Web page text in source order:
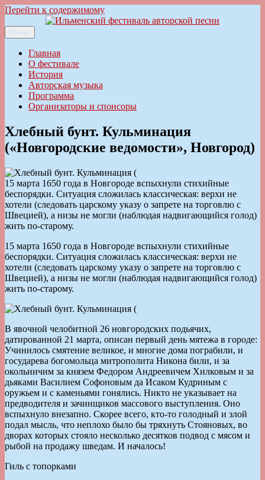
Перейти к содержимому
Ильменский фестиваль авторской песни
Меню
Главная
О фестивале
История
Авторская музыка
Программа
Организаторы и спонсоры
Хлебный бунт. Кульминация
(«Новгородские ведомости», Новгород)
15 марта 1650 года в Новгороде вспыхнули стихийные
беспорядки. Ситуация сложилась классическая: верхи не
хотели (следовать царскому указу о запрете на торговлю с
Швецией), а низы не могли (наблюдая надвигающийся голод)
жить по-старому.
15 марта 1650 года в Новгороде вспыхнули стихийные
беспорядки. Ситуация сложилась классическая: верхи не
хотели (следовать царскому указу о запрете на торговлю с
Швецией), а низы не могли (наблюдая надвигающийся голод)
жить по-старому.
В явочной челобитной 26 новгородских подьячих,
датированной 21 марта, описан первый день мятежа в городе:
Учинилось смятение великое, и многие дома пограбили, и
государева богомольца митрополита Никона били, и за
окольничим за князем Федором Андреевичем Хилковым и за
дьяками Василием Софоновым да Исаком Кудриным с
оружьем и с каменьями гонялись. Никто не указывает на
предводителя и зачинщиков массового выступления. Оно
вспыхнуло внезапно. Скорее всего, кто-то голодный и злой
подал мысль, что неплохо было бы тряхнуть Стояновых, во
дворах которых стояло несколько десятков подвод с мясом и
рыбой на продажу шведам. И началось!
Гиль с топорками